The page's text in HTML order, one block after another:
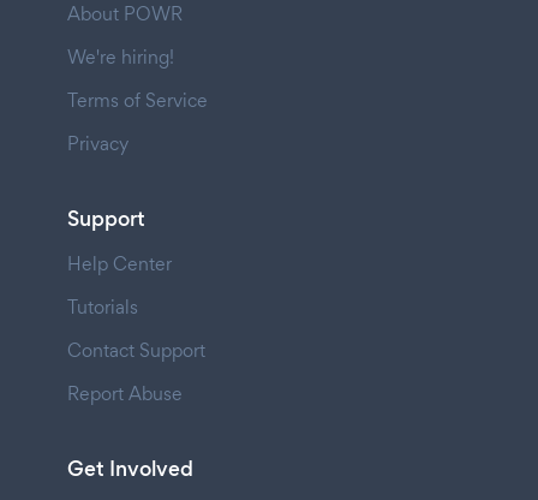
About POWR
We're hiring!
Terms of Service
Privacy
Support
Help Center
Tutorials
Contact Support
Report Abuse
Get Involved